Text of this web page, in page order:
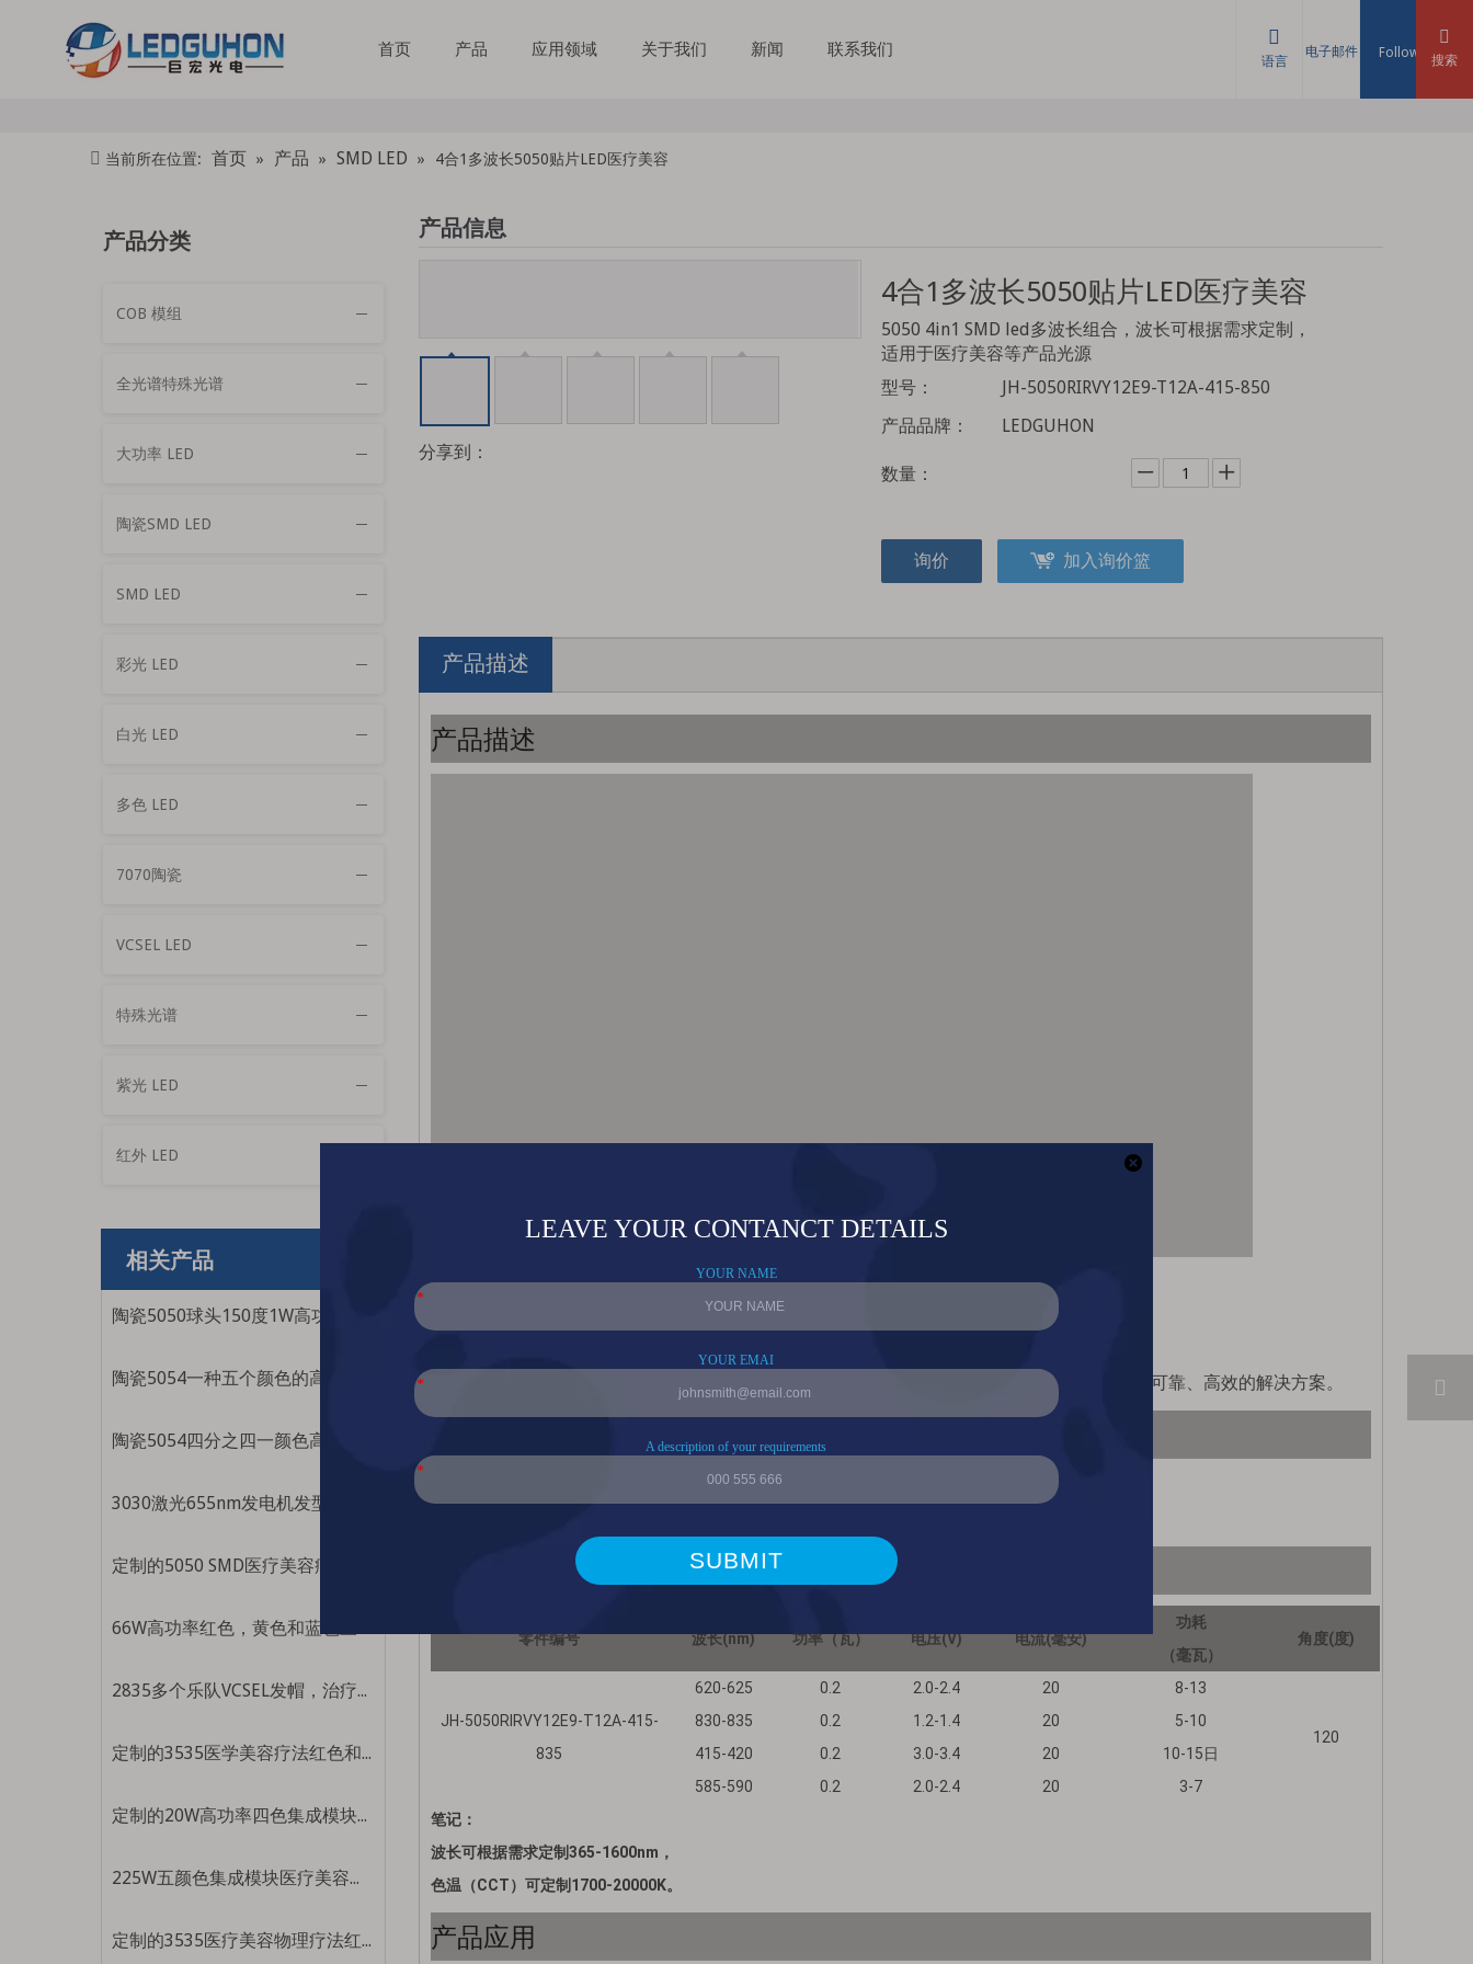
首页 产品 应用领域 关于我们 新闻 联系我们
语言
电子邮件 Follow
搜索
当前所在位置: 首页 » 产品 » SMD LED » 4合1多波长5050贴片LED医疗美容
产品分类
COB 模组
全光谱特殊光谱
大功率 LED
陶瓷SMD LED
SMD LED
彩光 LED
白光 LED
多色 LED
7070陶瓷
VCSEL LED
特殊光谱
紫光 LED
红外 LED
相关产品
2835多个乐队VCSEL发帽，治疗设备补丁医疗美容LED珠
定制的3535医学美容疗法红色和黄色双色595nm 625nm LED珠
定制的20W高功率四色集成模块用于医学，治疗和美学照明珠
225W五颜色集成模块医疗美容灯珠
定制的3535医疗美容物理疗法红色紫色双色420nm 625nm LED珠子
产品信息
分享到：
4合1多波长5050贴片LED医疗美容
5050 4in1 SMD led多波长组合，波长可根据需求定制，
适用于医疗美容等产品光源
型号：
JH-5050RIRVY12E9-T12A-415-850
产品品牌：
LEDGUHON
数量：
询价 加入询价篮
产品描述
产品描述
5050 4in1 SMD LED 多波长组合光源是适用于医疗和美容应用的多功能且先进的解决方案。
该光源在一个紧凑的封装中结合了四种不同的波长，可实现有针对性的有效治疗。
多波长功能可实现多种应用，例如痤疮治疗、皮肤再生。
5050 4in1 SMD LED 光源专为满足专业医疗和美容从业者的需求而设计，为获得最佳效果提供可靠、高效的解决方案。
零件编号 波长(nm) 功率（瓦） 电压(V) 电流(毫安)
功耗
（毫瓦）
角度(度)
JH-5050RIRVY12E9-T12A-415-
835
620-625 0.2 2.0-2.4 20 8-13
120
830-835 0.2 1.2-1.4 20
5-10
415-420
0.2 3.0-3.4 20
10-15日
585-590
0.2 2.0-2.4 20
3-7
笔记：
波长可根据需求定制365-1600nm，
色温（CCT）可定制1700-20000K。
产品应用